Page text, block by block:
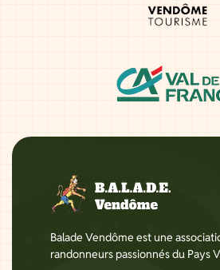
Balade Vendôme est une
randonneurs passionnés du Pays